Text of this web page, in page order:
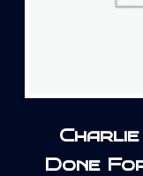
Done